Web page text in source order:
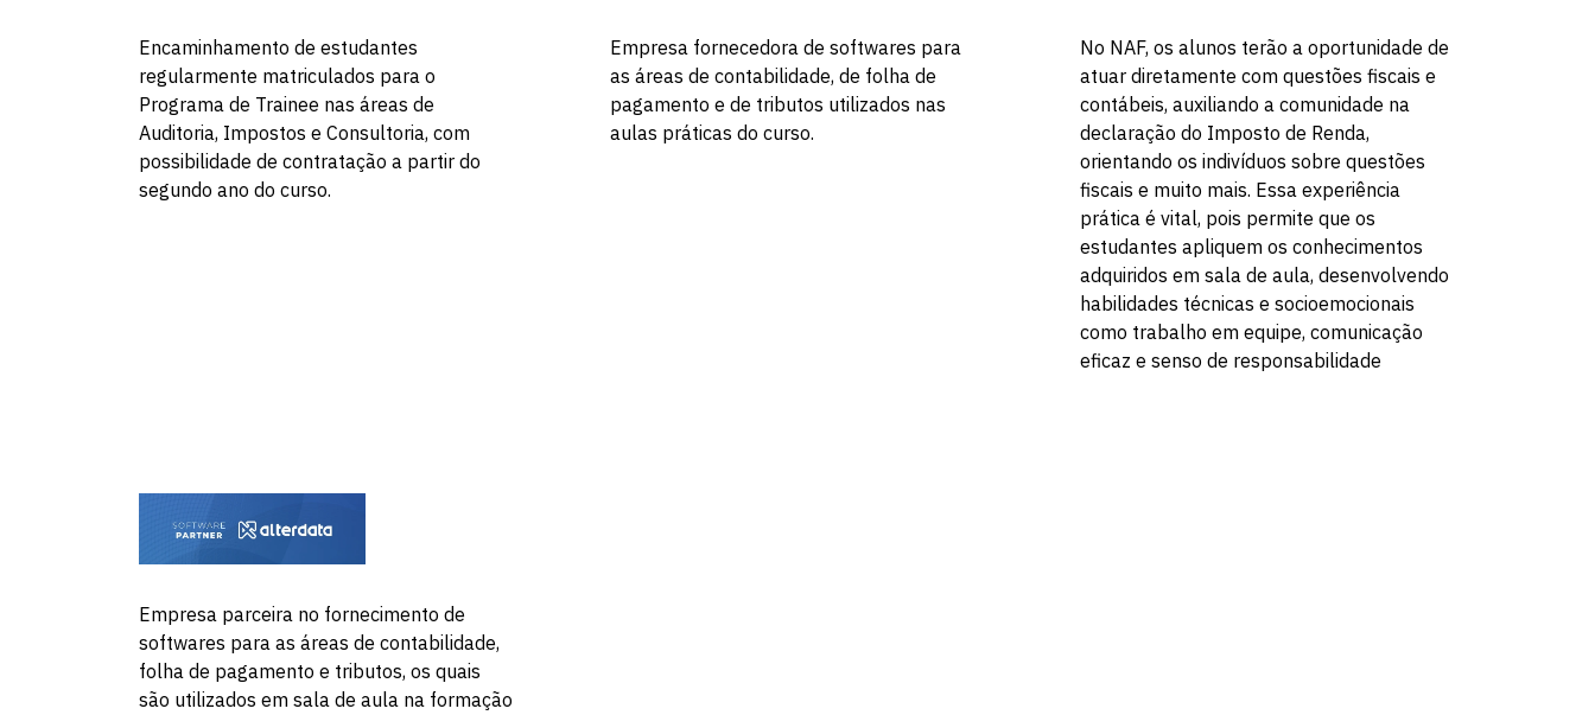
Encaminhamento de estudantes
regularmente matriculados para o
Programa de Trainee nas áreas de
Auditoria, Impostos e Consultoria, com
possibilidade de contratação a partir do
segundo ano do curso.
Empresa fornecedora de softwares para
as áreas de contabilidade, de folha de
pagamento e de tributos utilizados nas
aulas práticas do curso.
No NAF, os alunos terão a oportunidade de
atuar diretamente com questões fiscais e
contábeis, auxiliando a comunidade na
declaração do Imposto de Renda,
orientando os indivíduos sobre questões
fiscais e muito mais. Essa experiência
prática é vital, pois permite que os
estudantes apliquem os conhecimentos
adquiridos em sala de aula, desenvolvendo
habilidades técnicas e socioemocionais
como trabalho em equipe, comunicação
eficaz e senso de responsabilidade
Empresa parceira no fornecimento de
softwares para as áreas de contabilidade,
folha de pagamento e tributos, os quais
são utilizados em sala de aula na formação